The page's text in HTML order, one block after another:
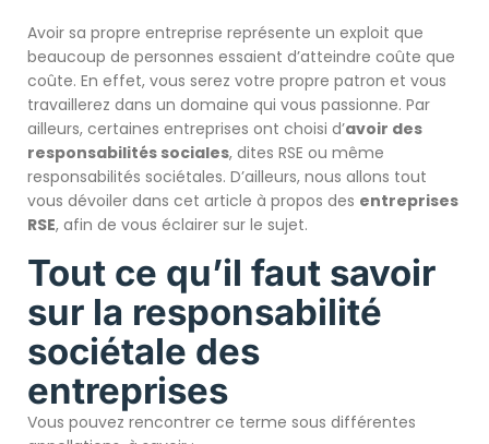
Avoir sa propre entreprise représente un exploit que
beaucoup de personnes essaient d’atteindre coûte que
coûte. En effet, vous serez votre propre patron et vous
travaillerez dans un domaine qui vous passionne. Par
ailleurs, certaines entreprises ont choisi d’avoir des
responsabilités sociales, dites RSE ou même
responsabilités sociétales. D’ailleurs, nous allons tout
vous dévoiler dans cet article à propos des entreprises
RSE, afin de vous éclairer sur le sujet.
Tout ce qu’il faut savoir
sur la responsabilité
sociétale des
entreprises
Vous pouvez rencontrer ce terme sous différentes